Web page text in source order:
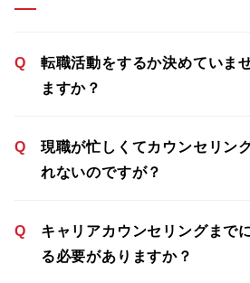
Q
転職活動をするか決めていま
ますか？
Q
現職が忙しくてカウンセリン
れないのですが？
Q
キャリアカウンセリングまで
る必要がありますか？